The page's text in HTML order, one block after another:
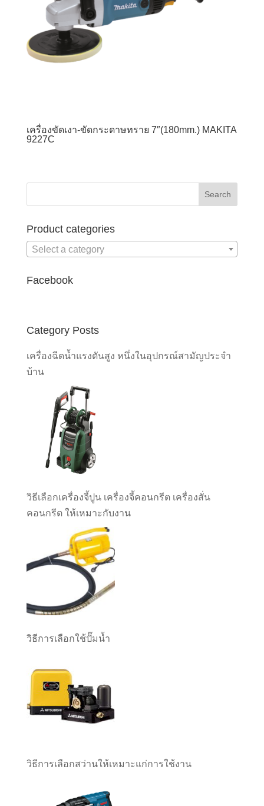
เครื่องขัดเงา-ขัดกระดาษทราย 7″(180mm.) MAKITA
9227C
Product categories
Select a category
Facebook
Category Posts
เครื่องฉีดน้ำแรงดันสูง หนึ่งในอุปกรณ์สามัญประจำ
บ้าน
วิธีเลือกเครื่องจี้ปูน เครื่องจี้คอนกรีต เครื่องสั่น
คอนกรีต ให้เหมาะกับงาน
วิธีการเลือกใช้ปั๊มน้ำ
วิธีการเลือกสว่านให้เหมาะแก่การใช้งาน